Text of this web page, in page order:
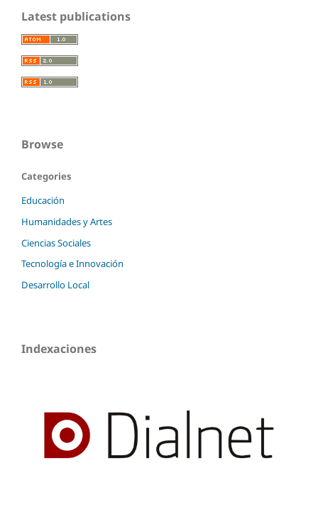
Latest publications
Browse
Categories
Educación
Humanidades y Artes
Ciencias Sociales
Tecnología e Innovación
Desarrollo Local
Indexaciones